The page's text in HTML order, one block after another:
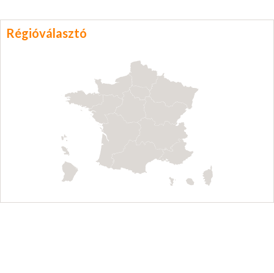
Régióválasztó